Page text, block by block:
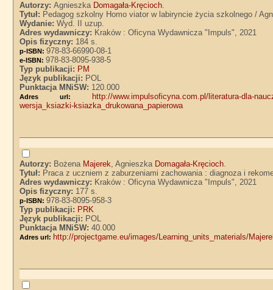
Autorzy:Agnieszka Domagała-Kręcioch.
Tytuł: Pedagog szkolny Homo viator w labiryncie życia szkolnego /
Wydanie:Wyd. II uzup.
Adres wydawniczy: Kraków : Oficyna Wydawnicza "Impuls", 2021
Opis fizyczny: 184 s.
p-ISBN:978-83-66990-08-1
e-ISBN:978-83-8095-938-5
Typ publikacji: PM
Język publikacji: POL
Punktacja MNiSW: 120.000
Adres url:
http://www.impulsoficyna.com.pl/literatura-dla-
wersja_ksiazki-ksiazka_drukowana_papierowa
Autorzy: Bożena Majerek, Agnieszka Domagała-Kręcioch.
Tytuł: Praca z uczniem z zaburzeniami zachowania : diagnoza i
Adres wydawniczy: Kraków : Oficyna Wydawnicza "Impuls", 2021
Opis fizyczny: 177 s.
p-ISBN:978-83-8095-958-3
Typ publikacji: PRK
Język publikacji: POL
Punktacja MNiSW:40.000
Adres url: http://projectgame.eu/images/Learning_units_materials/